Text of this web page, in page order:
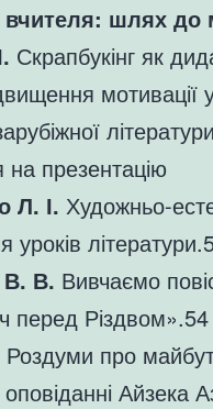
вчителя: шлях до
Скрапбукінг як
мотивації
презентацію
Л. І. Художньо-
уроків
В. В. Вивчаємо
перед Різдвом».54
Роздуми про
Айзека